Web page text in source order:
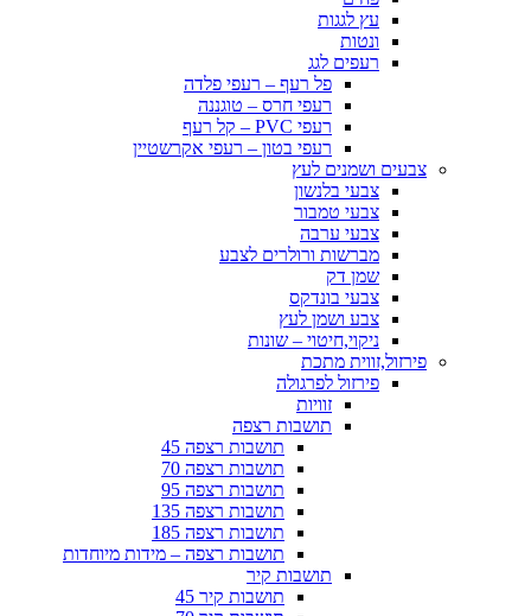
עץ לגגות
ונטות
רעפים לגג
פל רעף – רעפי פלדה
רעפי חרס – טוגננה
רעפי PVC – קל רעף
רעפי בטון – רעפי אקרשטיין
צבעים ושמנים לעץ
צבעי בלנשון
צבעי טמבור
צבעי ערבה
מברשות ורולרים לצבע
שמן דק
צבעי בונדקס
צבע ושמן לעץ
ניקוי,חיטוי – שונות
פירזול,זווית מתכת
פירזול לפרגולה
זוויות
תושבות רצפה
תושבות רצפה 45
תושבות רצפה 70
תושבות רצפה 95
תושבות רצפה 135
תושבות רצפה 185
תושבות רצפה – מידות מיוחדות
תושבות קיר
תושבות קיר 45